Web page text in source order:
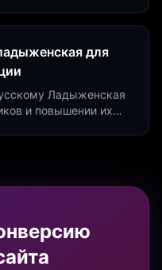
для
Ладыженская
и повышении их